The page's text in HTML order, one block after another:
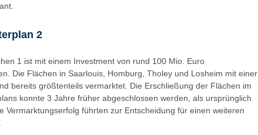
2
1 ist mit einem Investment von rund 100 Mio. Euro
Die Flächen in Saarlouis, Homburg, Tholey und Losheim mit einer
bereits größtenteils vermarktet. Die Erschließung der Flächen im
konnte 3 Jahre früher abgeschlossen werden, als ursprünglich
Vermarktungserfolg führten zur Entscheidung für einen weiteren